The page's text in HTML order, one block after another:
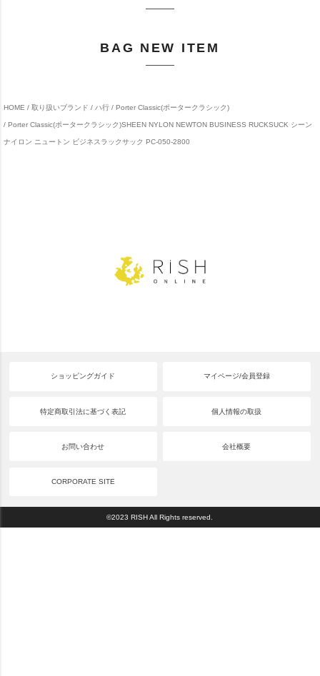
BAG NEW ITEM
HOME 取り扱いブランド ハ行 Porter Classic(ポータークラシック)
Porter Classic(ポータークラシック)SHEEN NYLON NEWTON BUSINESS RUCKSUCK シーン
ナイロン ニュートン ビジネスラックサック PC-050-2800
ショッピングガイド マイページ/会員登録
特定商取引法に基づく表記 個人情報の取扱
お問い合わせ 会社概要
CORPORATE SITE
©2023 RISH All Rights reserved.